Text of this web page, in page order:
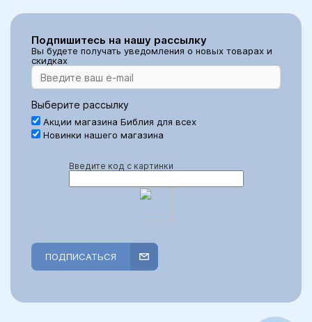
Подпишитесь на нашу рассылку
Вы будете получать уведомления о новых товарах и
скидках
Выберите рассылку
Акции магазина Библия для всех
Новинки нашего магазина
Введите код с картинки
ПОДПИСАТЬСЯ